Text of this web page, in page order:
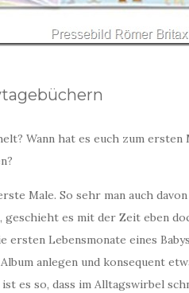
Wann hat es euch zum
Male. So sehr man auch
geschieht es mit der Zeit eben
Lebensmonate eines
anlegen und konsequent
es so, dass im Alltagswirbel